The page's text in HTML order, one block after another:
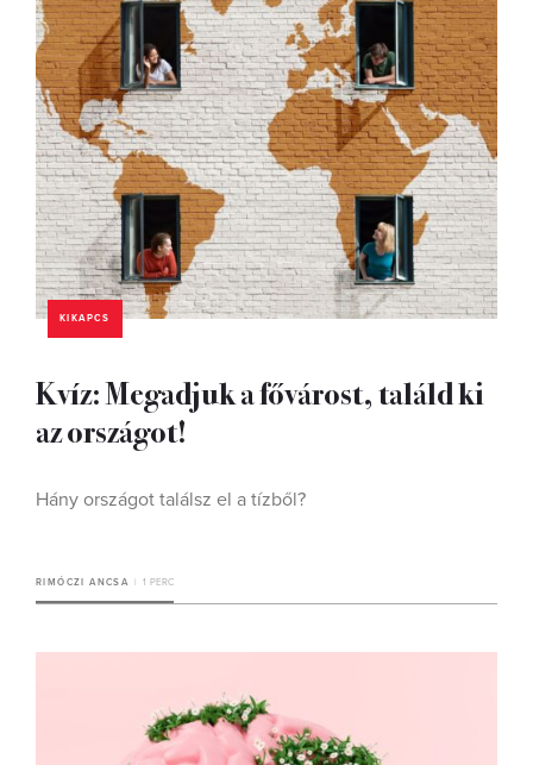
KIKAPCS
Kvíz: Megadjuk a fővárost, találd ki
az országot!
Hány országot találsz el a tízből?
RIMÓCZI ANCSA 1 PERC